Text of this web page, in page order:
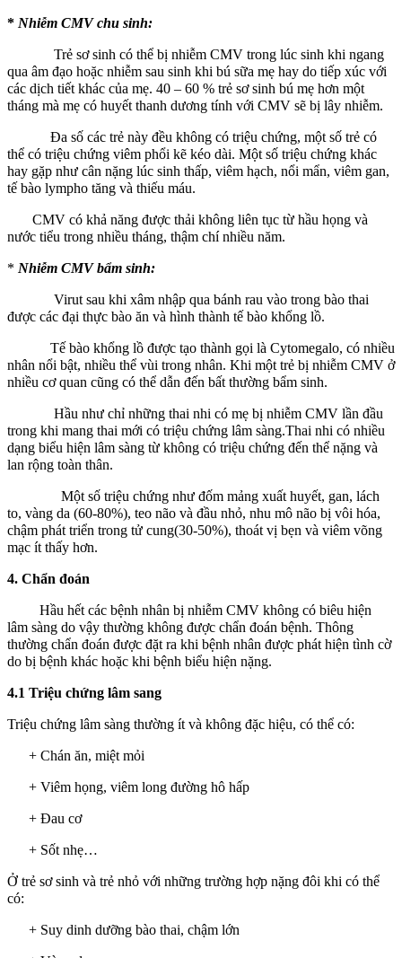
* Nhiễm CMV chu sinh:
Trẻ sơ sinh có thể bị nhiễm CMV trong lúc sinh khi ngang
qua âm đạo hoặc nhiễm sau sinh khi bú sữa mẹ hay do tiếp xúc với
các dịch tiết khác của mẹ. 40 – 60 % trẻ sơ sinh bú mẹ hơn một
tháng mà mẹ có huyết thanh dương tính với CMV sẽ bị lây nhiễm.
Đa số các trẻ này đều không có triệu chứng, một số trẻ có
thể có triệu chứng viêm phổi kẽ kéo dài. Một số triệu chứng khác
hay gặp như cân nặng lúc sinh thấp, viêm hạch, nổi mẩn, viêm gan,
tế bào lympho tăng và thiếu máu.
CMV có khả năng được thải không liên tục từ hầu họng và
nước tiểu trong nhiều tháng, thậm chí nhiều năm.
* Nhiễm CMV bẩm sinh:
Virut sau khi xâm nhập qua bánh rau vào trong bào thai
được các đại thực bào ăn và hình thành tế bào khổng lồ.
Tế bào khổng lồ được tạo thành gọi là Cytomegalo, có nhiều
nhân nổi bật, nhiều thể vùi trong nhân. Khi một trẻ bị nhiễm CMV ở
nhiều cơ quan cũng có thể dẫn đến bất thường bẩm sinh.
Hầu như chỉ những thai nhi có mẹ bị nhiễm CMV lần đầu
trong khi mang thai mới có triệu chứng lâm sàng.Thai nhi có nhiều
dạng biểu hiện lâm sàng từ không có triệu chứng đến thể nặng và
lan rộng toàn thân.
Một số triệu chứng như đốm mảng xuất huyết, gan, lách
to, vàng da (60-80%), teo não và đầu nhỏ, nhu mô não bị vôi hóa,
chậm phát triển trong tử cung(30-50%), thoát vị bẹn và viêm võng
mạc ít thấy hơn.
4. Chẩn đoán
Hầu hết các bệnh nhân bị nhiễm CMV không có biêu hiện
lâm sàng do vậy thường không được chẩn đoán bệnh. Thông
thường chẩn đoán được đặt ra khi bệnh nhân được phát hiện tình cờ
do bị bệnh khác hoặc khi bệnh biểu hiện nặng.
4.1 Triệu chứng lâm sang
Triệu chứng lâm sàng thường ít và không đặc hiệu, có thể có:
+ Chán ăn, miệt mỏi
+ Viêm họng, viêm long đường hô hấp
+ Đau cơ
+ Sốt nhẹ…
Ở trẻ sơ sinh và trẻ nhỏ với những trường hợp nặng đôi khi có thể
có:
+ Suy dinh dưỡng bào thai, chậm lớn